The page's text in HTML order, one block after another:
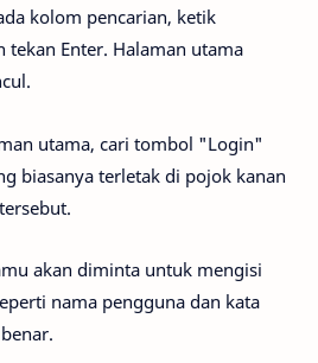
kolom pencarian, ketik
tekan Enter. Halaman utama
utama, cari tombol "Login"
biasanya terletak di pojok kanan
akan diminta untuk mengisi
nama pengguna dan kata